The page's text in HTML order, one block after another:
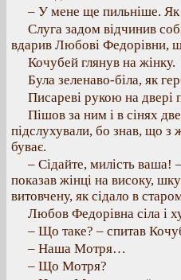
– У мене ще пильніше. Як
Слуга задом відчинив
вдарив Любові Федорівни,
Кочубей глянув на жінку.
Була зеленаво-біла, як
Писареві рукою на двері
Пішов за ним і в сінях
підслухували, бо знав, що з
буває.
– Сідайте, милість ваша!
показав жінці на високу,
витовчену, як сідало в
Любов Федорівна сіла і
– Що таке? – спитав
– Наша Мотря…
– Що Мотря?